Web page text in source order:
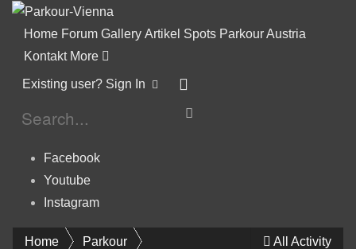
Home Forum Gallery Artikel Spots Parkour Austria
Kontakt More
Existing user? Sign In
Facebook
Youtube
Instagram
All Activity
Home Parkour